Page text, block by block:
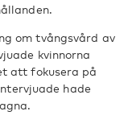
om tvångsvård av
kvinnorna
att fokusera på
hade